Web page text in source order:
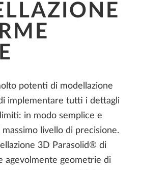
potenti di modellazione
implementare tutti i dettagli
in modo semplice e
livello di precisione.
3D Parasolid® di
agevolmente geometrie di